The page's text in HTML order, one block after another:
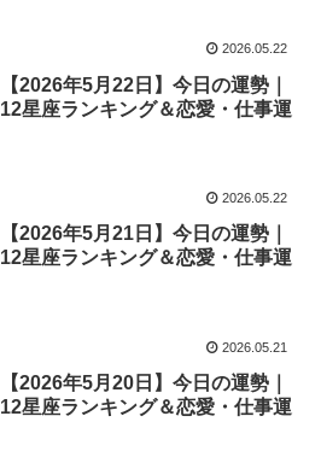
2026.05.22
【2026年5月22日】今日の運勢｜
12星座ランキング＆恋愛・仕事運
2026.05.22
【2026年5月21日】今日の運勢｜
12星座ランキング＆恋愛・仕事運
2026.05.21
【2026年5月20日】今日の運勢｜
12星座ランキング＆恋愛・仕事運